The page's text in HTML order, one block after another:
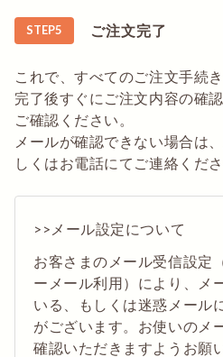
STEP5 ご注文完了
これで、すべてのご注文手続
完了後すぐにご注文内容の確
ご確認ください。
メールが確認できない場合は、
しくはお電話にてご連絡くださ
>>メール設定について
お客さまのメール受信設定
ーメール利用）により、メ
いる、もしくは迷惑メール
がございます。お使いのメ
確認いただきますようお願